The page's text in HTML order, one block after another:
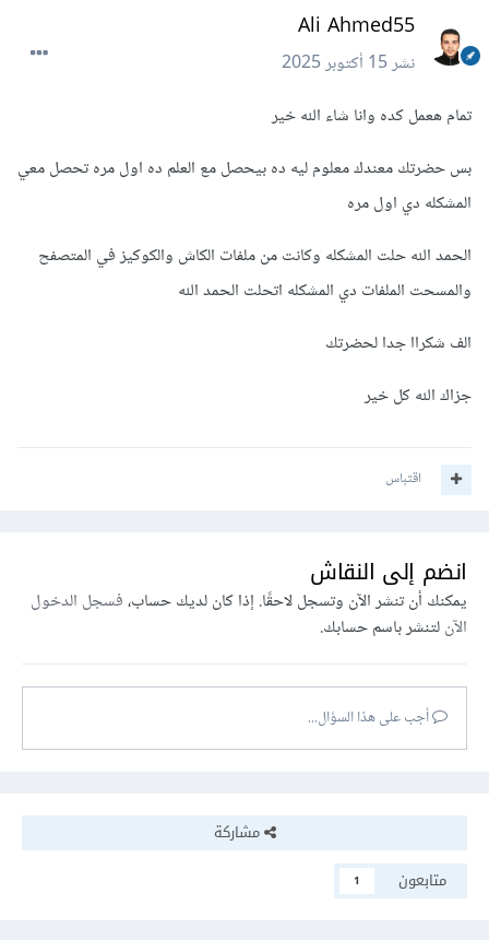
Ali Ahmed55
نشر15 أكتوبر 2025
تمام هعمل كده وانا شاء الله خير
بس حضرتك معندك معلوم ليه ده بيحصل مع العلم ده اول مره تحصل معي
المشكله دي اول مره
الحمد الله حلت المشكله وكانت من ملفات الكاش والكوكيز في المتصفح
والمسحت الملفات دي المشكله اتحلت الحمد الله
الف شكراا جدا لحضرتك
جزاك الله كل خير
اقتباس
انضم إلى النقاش
يمكنك أن تنشر الآن وتسجل لاحقًا. إذا كان لديك حساب،فسجل الدخول
الآنلتنشر باسم حسابك.
أجب على هذا السؤال...
مشاركة
متابعون
1